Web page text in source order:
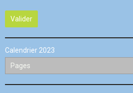
Valider
Calendrier 2023